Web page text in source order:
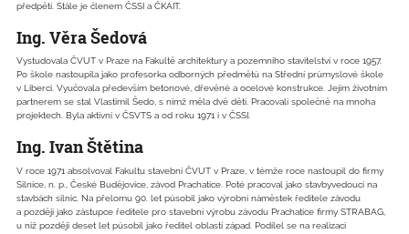
předpětí. Stále je členem ČSSI a ČKAIT.
Ing. Věra Šedová
Vystudovala ČVUT v Praze na Fakultě architektury a pozemního stavitelství v roce 1957.
Po škole nastoupila jako profesorka odborných předmětů na Střední průmyslové škole
v Liberci. Vyučovala především betonové, dřevěné a ocelové konstrukce. Jejím životním
partnerem se stal Vlastimil Šedo, s nímž měla dvě děti. Pracovali společně na mnoha
projektech. Byla aktivní v ČSVTS a od roku 1971 i v ČSSI.
Ing. Ivan Štětina
V roce 1971 absolvoval Fakultu stavební ČVUT v Praze, v témže roce nastoupil do firmy
Silnice, n. p., České Budějovice, závod Prachatice. Poté pracoval jako stavbyvedoucí na
stavbách silnic. Na přelomu 90. let působil jako výrobní náměstek ředitele závodu
a později jako zástupce ředitele pro stavební výrobu závodu Prachatice firmy STRABAG,
u níž později deset let působil jako ředitel oblasti západ. Podílel se na realizaci